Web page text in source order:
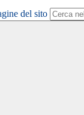
del sito